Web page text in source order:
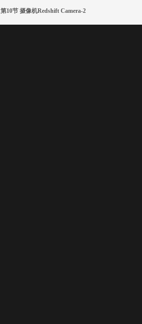
第10节 摄像机Redshift Camera-2